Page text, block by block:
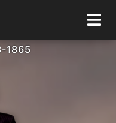
1865